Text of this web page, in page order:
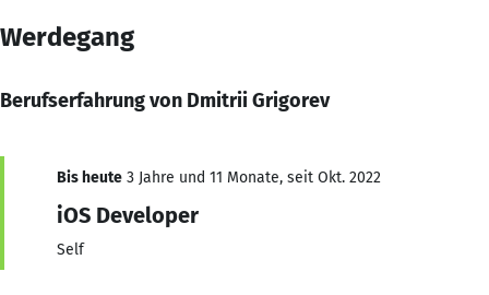
Werdegang
Berufserfahrung von Dmitrii Grigorev
Bis heute 3 Jahre und 11 Monate, seit Okt. 2022
iOS Developer
Self